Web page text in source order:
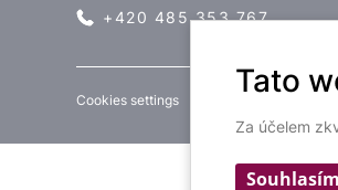
+420 485 353 767
Cookies settings
Tato
Za účelem